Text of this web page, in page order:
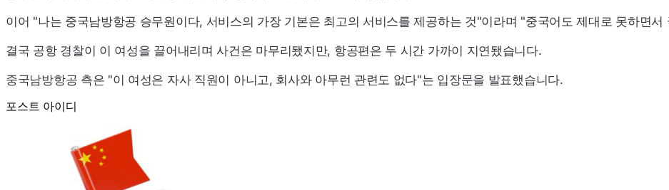
이어 "나는 중국남방항공 승무원이다, 서비스의 가장 기본은 최고의 서비스를 제공하는 것"이라며 "중국어도 제대로 못하면
결국 공항 경찰이 이 여성을 끌어내리며 사건은 마무리됐지만, 항공편은 두 시간 가까이 지연됐습니다.
중국남방항공 측은 "이 여성은 자사 직원이 아니고, 회사와 아무런 관련도 없다"는 입장문을 발표했습니다.
포스트 아이디